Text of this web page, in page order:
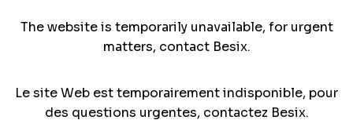
The website is temporarily unavailable, for urgent
matters, contact Besix.
Le site Web est temporairement indisponible, pour
des questions urgentes, contactez Besix.